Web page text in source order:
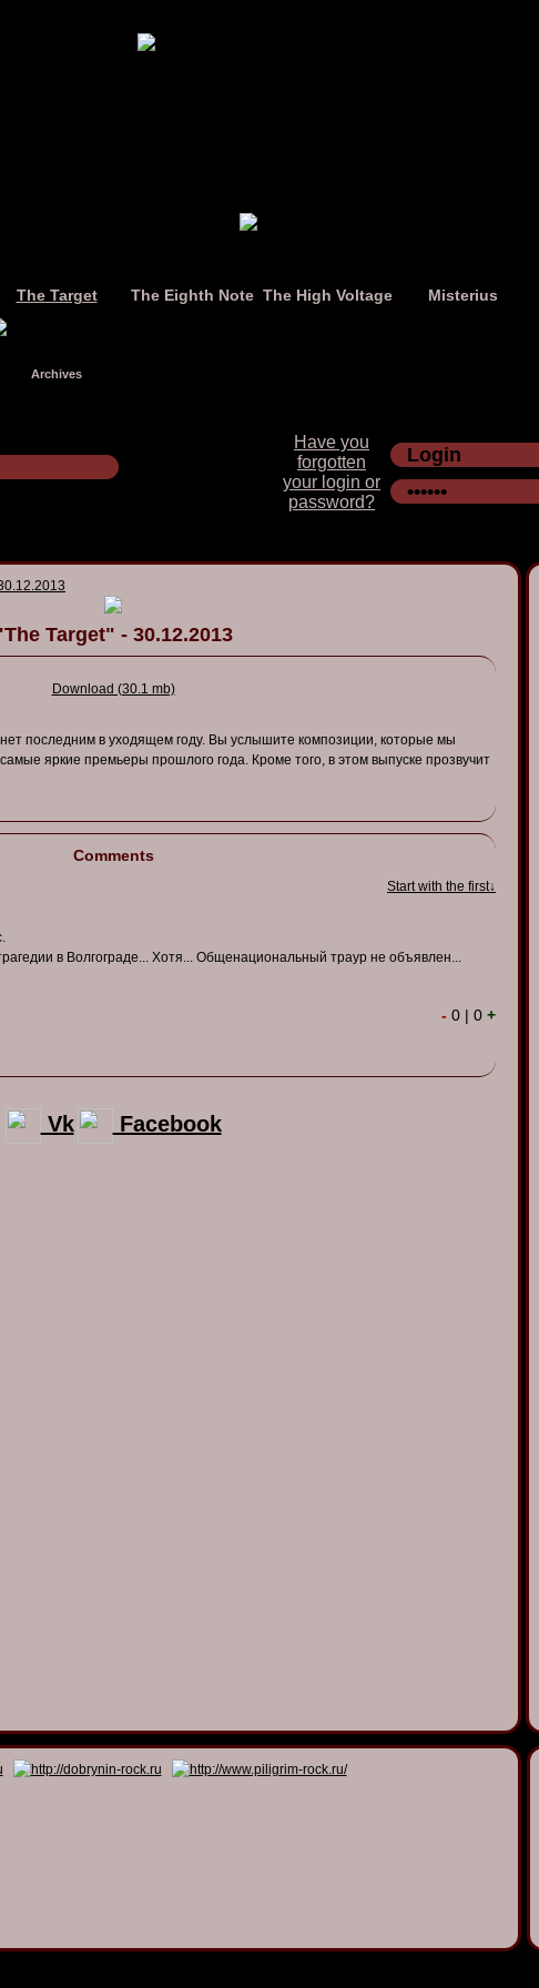
The Target The Eighth Note The High Voltage Misterius
Archives
Have you
forgotten
your login or
password?
Target" - 30.12.2013
Download (30.1 mb)
последним в уходящем году. Вы услышите композиции, которые мы
яркие премьеры прошлого года. Кроме того, в этом выпуске прозвучит
Comments
Start with the first↓
в Волгограде... Хотя... Общенациональный траур не объявлен...
- 0 | 0 +
Vk Facebook